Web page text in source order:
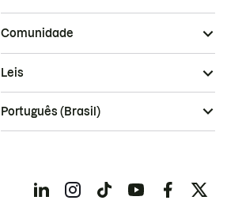
Comunidade
Leis
Português (Brasil)